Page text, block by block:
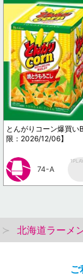
とんがりコーン爆買い
限：2026/12/06】
74-A
北海道ラーメ
ご